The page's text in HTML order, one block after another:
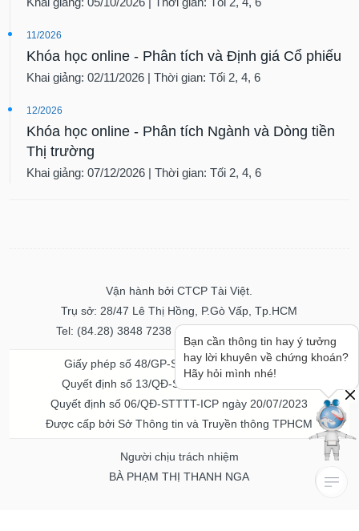
11/2026
Khóa học online - Phân tích và Định giá Cổ phiếu
Khai giảng: 02/11/2026 | Thời gian: Tối 2, 4, 6
12/2026
Khóa học online - Phân tích Ngành và Dòng tiền
Thị trường
Khai giảng: 07/12/2026 | Thời gian: Tối 2, 4, 6
Vận hành bởi CTCP Tài Việt.
Trụ sở: 28/47 Lê Thị Hồng, P.Gò Vấp, Tp.HCM
Tel: (84.28) 3848 7238 - Fax: (84.28) 3848 7237
Giấy phép số 48/GP-STTTT ngày 04/11/2016
Quyết định số 13/QĐ-STTTT ngày 02/11/2017
Quyết định số 06/QĐ-STTTT-ICP ngày 20/07/2023
Được cấp bởi Sở Thông tin và Truyền thông TPHCM
Người chịu trách nhiệm
BÀ PHẠM THỊ THANH NGA
Bạn cần thông tin hay ý tưởng
hay lời khuyên về chứng khoán?
Hãy hỏi mình nhé!